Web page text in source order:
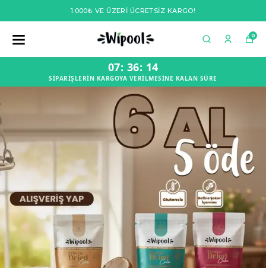
1.000₺ VE ÜZERİ ÜCRETSİZ KARGO!
0
07: 36: 13
SİPARİŞLERİN KARGOYA VERİLMESİNE KALAN SÜRE